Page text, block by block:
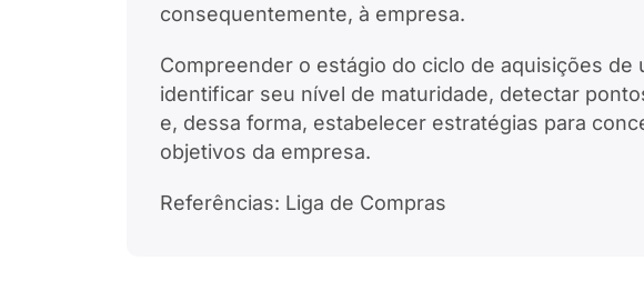
consequentemente, à empresa.
Compreender o estágio do ciclo de aquisições de
identificar seu nível de maturidade, detectar
e, dessa forma, estabelecer estratégias para
objetivos da empresa.
Referências: Liga de Compras